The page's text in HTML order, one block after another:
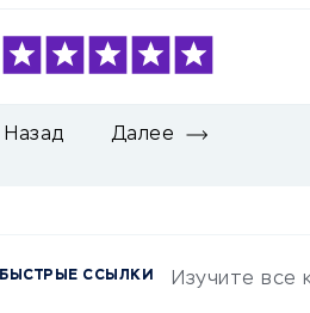
Назад Далее
БЫСТРЫЕ ССЫЛКИ Изучите все